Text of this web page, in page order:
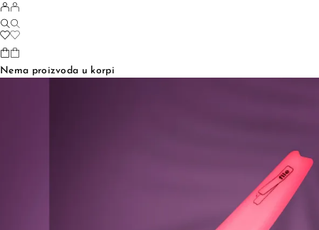
Nema proizvoda u korpi